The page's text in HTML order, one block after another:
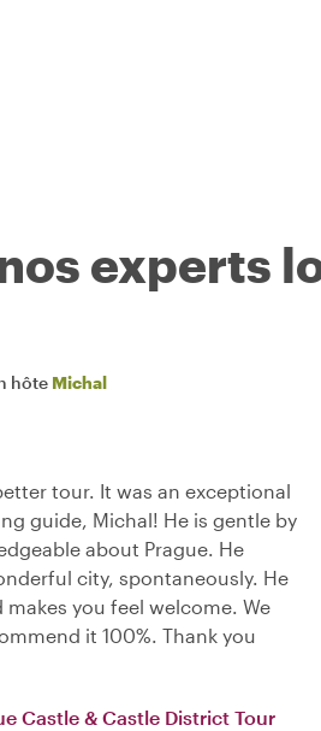
experts
hôte Michal
tour. It was an exceptional
guide, Michal! He is gentle by
about Prague. He
city, spontaneously. He
you feel welcome. We
it 100%. Thank you
Castle & Castle District Tour